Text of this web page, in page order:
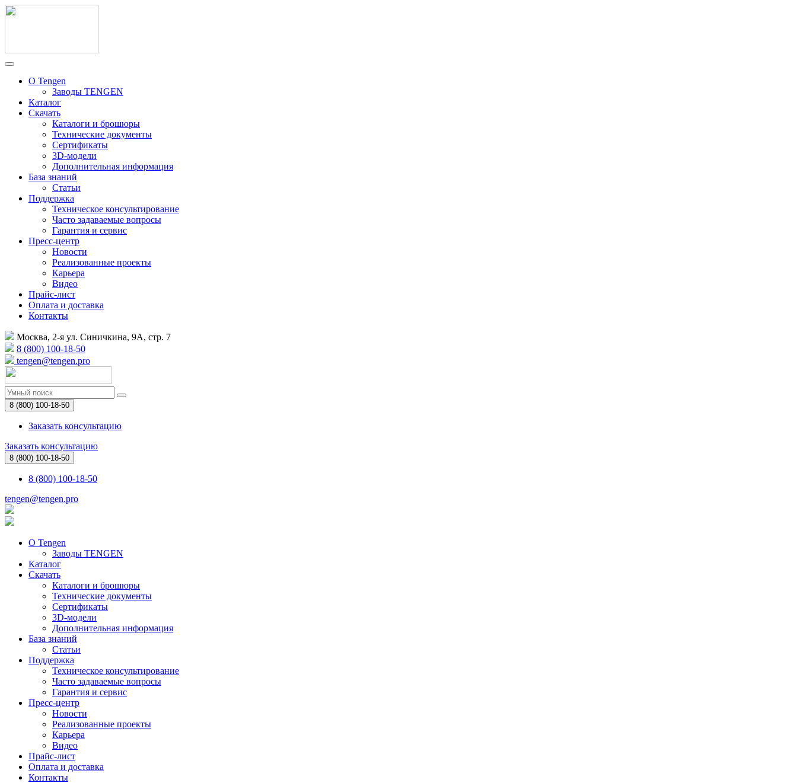
О Tengen
Заводы TENGEN
Каталог
Скачать
Каталоги и брошюры
Технические документы
Сертификаты
3D-модели
Дополнительная информация
База знаний
Статьи
Поддержка
Техническое консультирование
Часто задаваемые вопросы
Гарантия и сервис
Пресс-центр
Новости
Реализованные проекты
Карьера
Видео
Прайс-лист
Оплата и доставка
Контакты
Москва, 2-я ул. Синичкина, 9А, стр. 7
8 (800) 100-18-50
tengen@tengen.pro
8 (800) 100-18-50
Заказать консультацию
Заказать консультацию
8 (800) 100-18-50
8 (800) 100-18-50
tengen@tengen.pro
О Tengen
Заводы TENGEN
Каталог
Скачать
Каталоги и брошюры
Технические документы
Сертификаты
3D-модели
Дополнительная информация
База знаний
Статьи
Поддержка
Техническое консультирование
Часто задаваемые вопросы
Гарантия и сервис
Пресс-центр
Новости
Реализованные проекты
Карьера
Видео
Прайс-лист
Оплата и доставка
Контакты